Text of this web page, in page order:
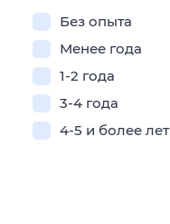
Без опыта
Менее года
1-2 года
3-4 года
4-5 и более лет